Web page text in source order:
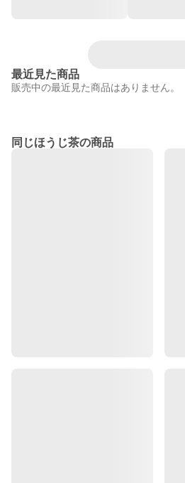
最近見た商品
販売中の最近見た商品はありません。
同じほうじ茶の商品